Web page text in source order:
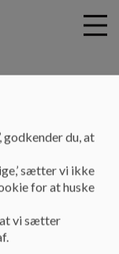
godkender du, at
sætter vi ikke
for at huske
at vi sætter